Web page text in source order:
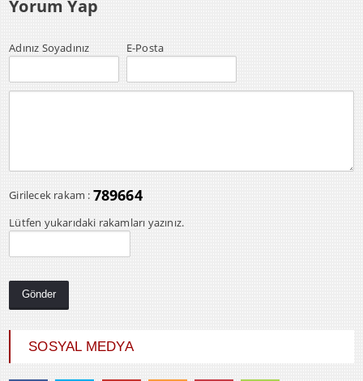
Yorum Yap
Adınız Soyadınız E-Posta
Girilecek rakam : 789664
Lütfen yukarıdaki rakamları yazınız.
SOSYAL MEDYA